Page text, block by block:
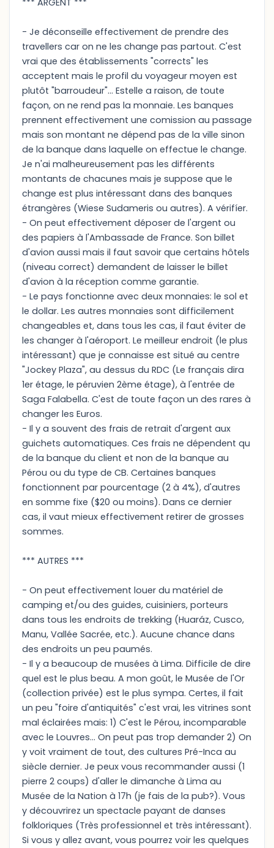
*** ARGENT ***
- Je déconseille effectivement de prendre des
travellers car on ne les change pas partout. C'est
vrai que des établissements "corrects" les
acceptent mais le profil du voyageur moyen est
plutôt "barroudeur"... Estelle a raison, de toute
façon, on ne rend pas la monnaie. Les banques
prennent effectivement une comission au passage
mais son montant ne dépend pas de la ville sinon
de la banque dans laquelle on effectue le change.
Je n'ai malheureusement pas les différents
montants de chacunes mais je suppose que le
change est plus intéressant dans des banques
étrangères (Wiese Sudameris ou autres). A vérifíer.
- On peut effectivement déposer de l'argent ou
des papiers à l'Ambassade de France. Son billet
d'avion aussi mais il faut savoir que certains hôtels
(niveau correct) demandent de laisser le billet
d'avion à la réception comme garantie.
- Le pays fonctionne avec deux monnaies: le sol et
le dollar. Les autres monnaies sont difficilement
changeables et, dans tous les cas, il faut éviter de
les changer à l'aéroport. Le meilleur endroit (le plus
intéressant) que je connaisse est situé au centre
"Jockey Plaza", au dessus du RDC (Le français dira
1er étage, le péruvien 2ème étage), à l'entrée de
Saga Falabella. C'est de toute façon un des rares à
changer les Euros.
- Il y a souvent des frais de retrait d'argent aux
guichets automatiques. Ces frais ne dépendent qu
de la banque du client et non de la banque au
Pérou ou du type de CB. Certaines banques
fonctionnent par pourcentage (2 à 4%), d'autres
en somme fixe ($20 ou moins). Dans ce dernier
cas, il vaut mieux effectivement retirer de grosses
sommes.
*** AUTRES ***
- On peut effectivement louer du matériel de
camping et/ou des guides, cuisiniers, porteurs
dans tous les endroits de trekking (Huaráz, Cusco,
Manu, Vallée Sacrée, etc.). Aucune chance dans
des endroits un peu paumés.
- Il y a beaucoup de musées à Lima. Difficile de dire
quel est le plus beau. A mon goût, le Musée de l'Or
(collection privée) est le plus sympa. Certes, il fait
un peu "foire d'antiquités" c'est vrai, les vitrines sont
mal éclairées mais: 1) C'est le Pérou, incomparable
avec le Louvres... On peut pas trop demander 2) On
y voit vraiment de tout, des cultures Pré-Inca au
siècle dernier. Je peux vous recommander aussi (1
pierre 2 coups) d'aller le dimanche à Lima au
Musée de la Nation à 17h (je fais de la pub?). Vous
y découvrirez un spectacle payant de danses
folkloriques (Très professionnel et très intéressant).
Si vous y allez avant, vous pourrez voir les quelques